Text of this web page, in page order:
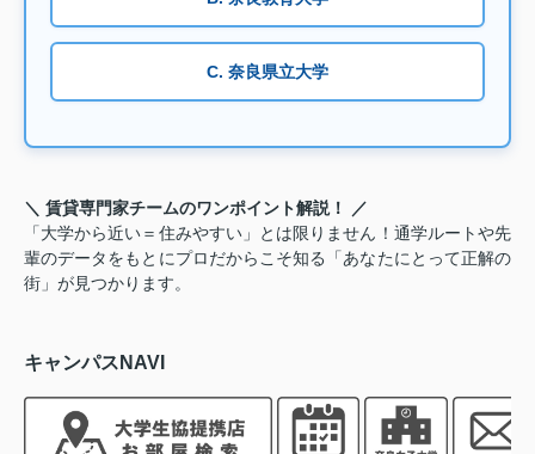
C. 奈良県立大学
＼ 賃貸専門家チームのワンポイント解説！ ／
「大学から近い＝住みやすい」とは限りません！通学ルートや先
輩のデータをもとにプロだからこそ知る「あなたにとって正解の
街」が見つかります。
キャンパスNAVI